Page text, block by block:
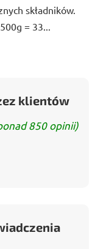
składników.
500g = 33...
klientów
850 opinii)